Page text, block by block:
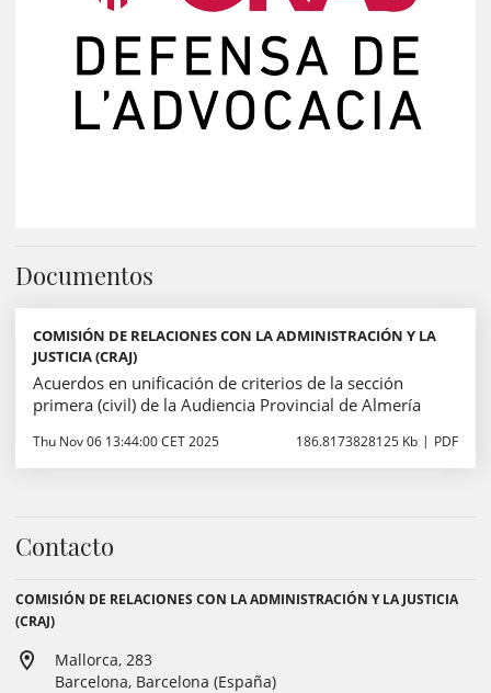
Documentos
COMISIÓN DE RELACIONES CON LA ADMINISTRACIÓN Y LA
JUSTICIA (CRAJ)
Acuerdos en unificación de criterios de la sección
primera (civil) de la Audiencia Provincial de Almería
Thu Nov 06 13:44:00 CET 2025 186.8173828125 Kb PDF
Contacto
COMISIÓN DE RELACIONES CON LA ADMINISTRACIÓN Y LA JUSTICIA
(CRAJ)
Mallorca, 283
Barcelona, Barcelona (España)